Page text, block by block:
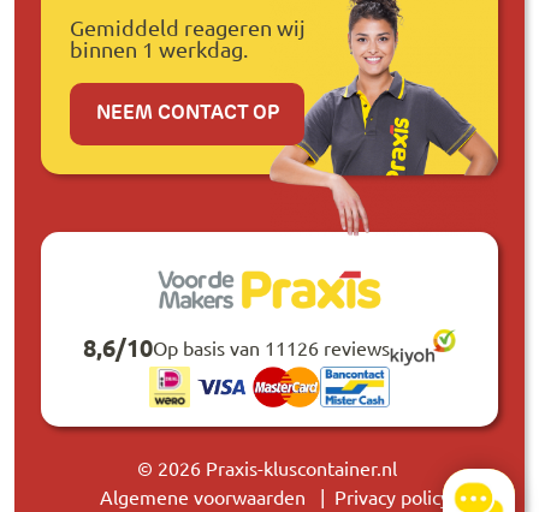
Gemiddeld reageren wij
binnen 1 werkdag.
NEEM CONTACT OP
8,6/10Op basis van 11126 reviews
© 2026 Praxis-kluscontainer.nl
Algemene voorwaarden
Privacy policy